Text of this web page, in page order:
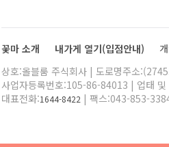
꽃마 소개 내가게 열기(입점안내)
상호:올블룸 주식회사 | 도로명주소
사업자등록번호:105-86-84013 | 업태
대표전화:1644-8422 | 팩스:043-853-